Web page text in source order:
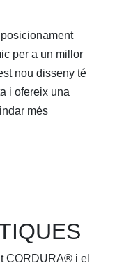
per a un millor
nou disseny té
i ofereix una
més
CORDURA® i el